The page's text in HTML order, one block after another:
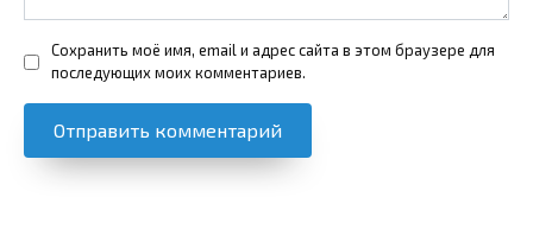
Сохранить моё имя, email и адрес сайта в этом браузере для
последующих моих комментариев.